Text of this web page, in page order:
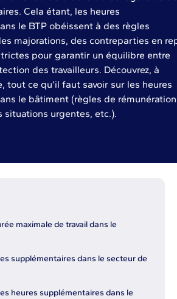
Cela étant, les heures
le BTP obéissent à des règles
majorations, des contreparties en
pour garantir un équilibre entre
des travailleurs. Découvrez, à
tout ce qu’il faut savoir sur les heures
le bâtiment (règles de
situations urgentes, etc.).
maximale de travail dans le
supplémentaires dans le secteur de
heures supplémentaires dans le